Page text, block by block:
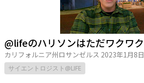
@lifeのハリソンはただワクワク
カリフォルニア州ロサンゼルス 2023年1月8日
サイエントロジスト@LIFE